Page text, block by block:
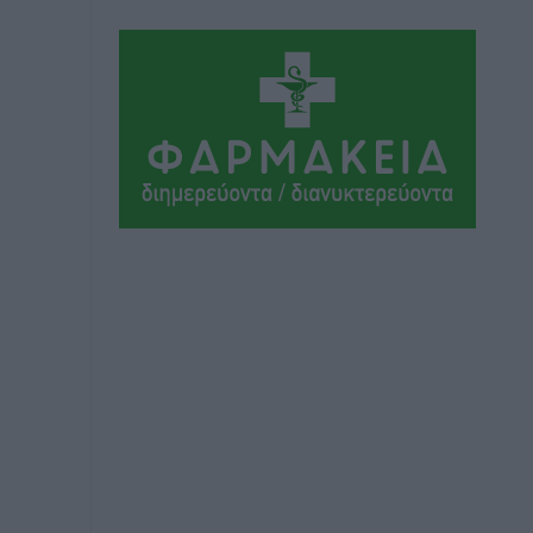
Ιάλυσος Β’: Νωρίς νωρίς μπήκαν στα
βάσανα της προετοιμασίας
πριν 5 ώρες
Εθνικός Αρχίπολης: Μεγάλο βήμα
προόδου η ίδρυση Ακαδημίας